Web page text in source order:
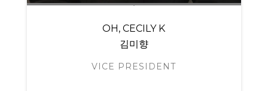
OH, CECILY K
김미향
VICE PRESIDENT